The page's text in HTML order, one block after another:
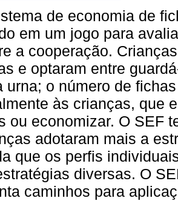
de economia de
em um jogo para
a cooperação.
e optaram entre
urna; o número de
às crianças, que
ou economizar. O SEF
adotaram mais a
que os perfis
diversas. O
caminhos para